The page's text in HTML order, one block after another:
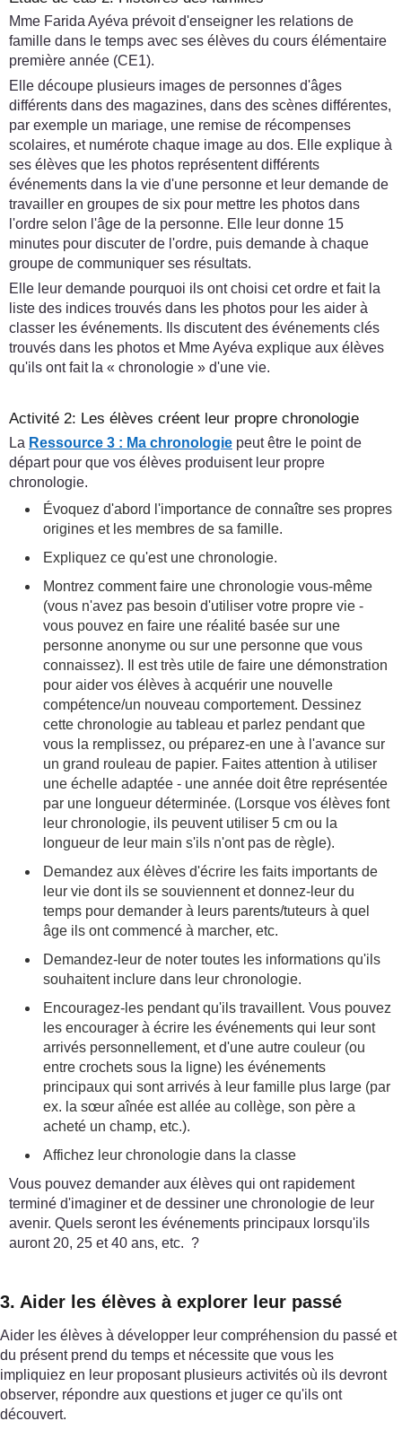
Mme Farida Ayéva prévoit d'enseigner les relations de
famille dans le temps avec ses élèves du cours élémentaire
première année (CE1).
Elle découpe plusieurs images de personnes d'âges
différents dans des magazines, dans des scènes différentes,
par exemple un mariage, une remise de récompenses
scolaires, et numérote chaque image au dos. Elle explique à
ses élèves que les photos représentent différents
événements dans la vie d'une personne et leur demande de
travailler en groupes de six pour mettre les photos dans
l'ordre selon l'âge de la personne. Elle leur donne 15
minutes pour discuter de l'ordre, puis demande à chaque
groupe de communiquer ses résultats.
Elle leur demande pourquoi ils ont choisi cet ordre et fait la
liste des indices trouvés dans les photos pour les aider à
classer les événements. Ils discutent des événements clés
trouvés dans les photos et Mme Ayéva explique aux élèves
qu'ils ont fait la « chronologie » d'une vie.
Activité 2: Les élèves créent leur propre chronologie
La Ressource 3 : Ma chronologie peut être le point de
départ pour que vos élèves produisent leur propre
chronologie.
Évoquez d'abord l'importance de connaître ses propres
origines et les membres de sa famille.
Expliquez ce qu'est une chronologie.
Montrez comment faire une chronologie vous-même
(vous n'avez pas besoin d'utiliser votre propre vie -
vous pouvez en faire une réalité basée sur une
personne anonyme ou sur une personne que vous
connaissez). Il est très utile de faire une démonstration
pour aider vos élèves à acquérir une nouvelle
compétence/un nouveau comportement. Dessinez
cette chronologie au tableau et parlez pendant que
vous la remplissez, ou préparez-en une à l'avance sur
un grand rouleau de papier. Faites attention à utiliser
une échelle adaptée - une année doit être représentée
par une longueur déterminée. (Lorsque vos élèves font
leur chronologie, ils peuvent utiliser 5 cm ou la
longueur de leur main s'ils n'ont pas de règle).
Demandez aux élèves d'écrire les faits importants de
leur vie dont ils se souviennent et donnez-leur du
temps pour demander à leurs parents/tuteurs à quel
âge ils ont commencé à marcher, etc.
Demandez-leur de noter toutes les informations qu'ils
souhaitent inclure dans leur chronologie.
Encouragez-les pendant qu'ils travaillent. Vous pouvez
les encourager à écrire les événements qui leur sont
arrivés personnellement, et d'une autre couleur (ou
entre crochets sous la ligne) les événements
principaux qui sont arrivés à leur famille plus large (par
ex. la sœur aînée est allée au collège, son père a
acheté un champ, etc.).
Affichez leur chronologie dans la classe
Vous pouvez demander aux élèves qui ont rapidement
terminé d'imaginer et de dessiner une chronologie de leur
avenir. Quels seront les événements principaux lorsqu'ils
auront 20, 25 et 40 ans, etc. ?
3. Aider les élèves à explorer leur passé
Aider les élèves à développer leur compréhension du passé et
du présent prend du temps et nécessite que vous les
impliquiez en leur proposant plusieurs activités où ils devront
observer, répondre aux questions et juger ce qu'ils ont
découvert.